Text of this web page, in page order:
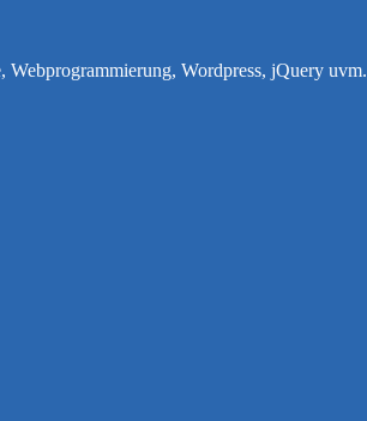
Wordpress, jQuery uvm.